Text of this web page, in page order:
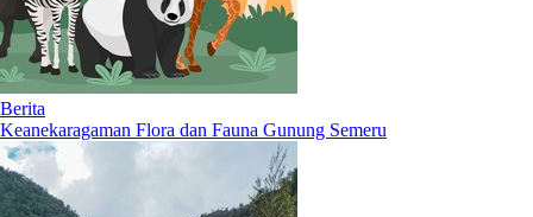
Berita
Keanekaragaman Flora dan Fauna Gunung Semeru